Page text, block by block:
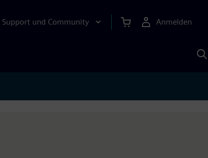
Support und Community Anmelden
KI